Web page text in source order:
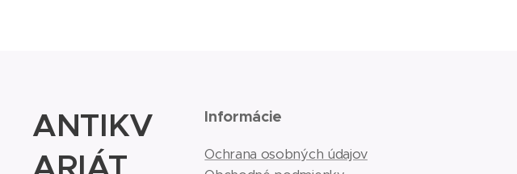
ANTIKV
ARIÁT
Informácie
Ochrana osobných údajov